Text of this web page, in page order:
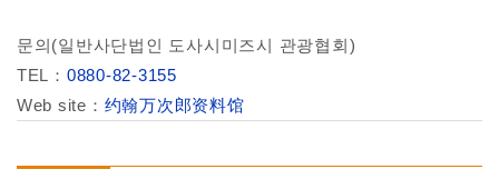
문의(일반사단법인 도사시미즈시 관광협회)
TEL： 0880-82-3155
Web site： 约翰万次郎资料馆